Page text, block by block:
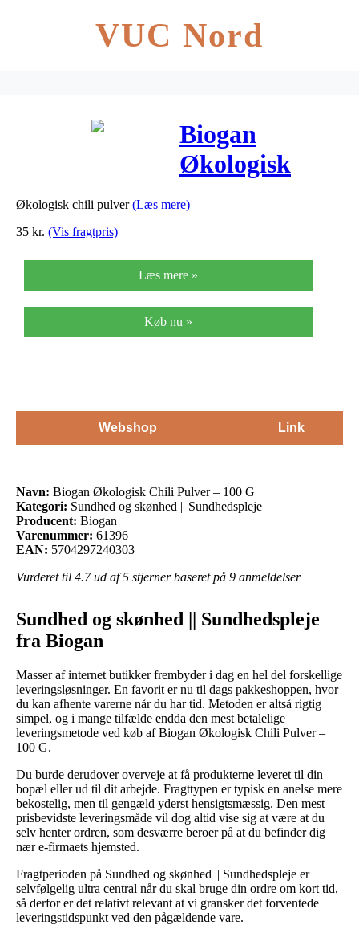
VUC Nord
Biogan
Økologisk
Chili Pulver –
Økologisk chili pulver(Læs mere)
35 kr. (Vis fragtpris)
Læs mere »
Køb nu »
Webshop Link
Navn: Biogan Økologisk Chili Pulver – 100 G
Kategori: Sundhed og skønhed || Sundhedspleje
Producent: Biogan
Varenummer: 61396
EAN: 5704297240303
Vurderet til 4.7ud af 5 stjerner baseret på 9 anmeldelser
Sundhed og skønhed || Sundhedspleje
fra Biogan
Masser af internet butikker frembyder i dag en hel del forskellige
leveringsløsninger. En favorit er nu til dags pakkeshoppen, hvor
du kan afhente varerne når du har tid. Metoden er altså rigtig
simpel, og i mange tilfælde endda den mest betalelige
leveringsmetode ved køb af Biogan Økologisk Chili Pulver –
100 G.
Du burde derudover overveje at få produkterne leveret til din
bopæl eller ud til dit arbejde. Fragttypen er typisk en anelse mere
bekostelig, men til gengæld yderst hensigtsmæssig. Den mest
prisbevidste leveringsmåde vil dog altid vise sig at være at du
selv henter ordren, som desværre beroer på at du befinder dig
nær e-firmaets hjemsted.
Fragtperioden på Sundhed og skønhed || Sundhedspleje er
selvfølgelig ultra central når du skal bruge din ordre om kort tid,
så derfor er det relativt relevant at vi gransker det forventede
leveringstidspunkt ved den pågældende vare.